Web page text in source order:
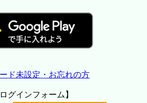
ド未設定・お忘れの方
ログインフォーム】